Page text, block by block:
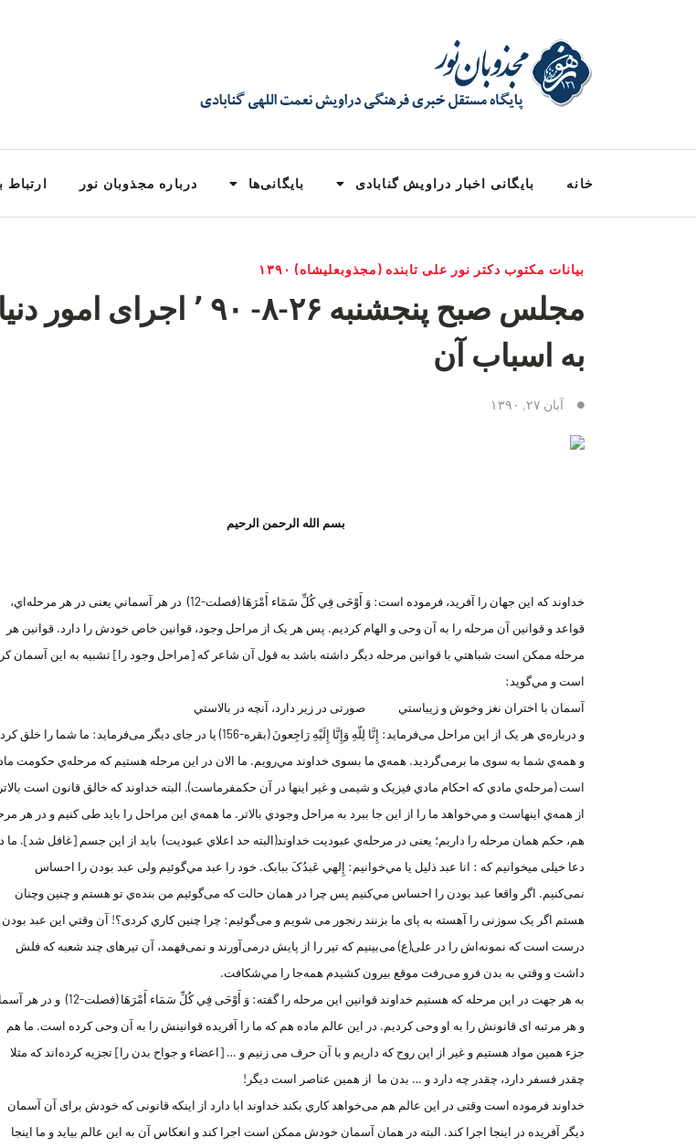
خانه بایگانی اخبار دراویش گنابادی بایگانی‌ها درباره مجذوبان نور ارتباط
بیانات مکتوب دکتر نور علی تابنده (مجذوبعلیشاه) ۱۳۹۰
مجلس صبح پنجشنبه ۲۶-۸- ۹۰ ٬ اجرای امور دنیا
به اسباب آن
آبان ۲۷, ۱۳۹۰
بسم الله الرحمن الرحیم
خداوند كه این جهان را آفرید، فرموده است: وَ أَوْحَى فِي كُلِّ سَمَاء أَمْرَهَا (فصلت-12) در هر آسماني یعنی در هر مرحله‌اي،
قواعد و قوانین آن مرحله را به آن وحی و الهام کردیم. پس هر یک از مراحل وجود، قوانین خاص خودش را دارد. قوانین هر
مرحله ممكن است شباهتي با قوانين مرحله ديگر داشته باشد به قول آن شاعر كه [مراحل وجود را] تشبیه به این آسمان
است و مي‌گويد:
آسمان با اختران نغز وخوش و زیباستي صورتی در زیر دارد، آنچه در بالاستي
و درباره‌ي هر یک از این مراحل می‌فرماید: إِنَّا لِلّهِ وَإِنَّا إِلَيْهِ رَاجِعونَ (بقره-156) یا در جای دیگر می‌فرماید: ما شما را
و همه‌ي شما به سوی ما برمی‌گردید. همه‌ي ما بسوی خداوند مي‌رويم. ما الان در این مرحله هستیم كه مرحله‌ي حکومت
است (مرحله‌ي مادي كه احكام مادي فیزیک و شیمی و غير اینها در آن حكمفرماست). البته خداوند كه خالق قانون است بالاتر
از همه‌ي اینهاست و مي‌خواهد ما را از این جا ببرد به مراحل وجودي بالاتر. ما همه‌ي این مراحل را باید طی کنیم و در هر
هم، حکم همان مرحله را داریم؛ یعنی در مرحله‌ي عبودیت خداوند(البته حد اعلاي عبوديت) بايد از این جسم [غافل شد]. ما
دعا خیلی میخوانیم كه : انا عبد ذليل يا مي‌خوانيم: إِلهي عَبدُکَ ببابک. خود را عبد مي‌گوئيم ولی عبد بودن را احساس
نمی‌کنیم. اگر واقعا عبد بودن را احساس مي‌كنيم پس چرا در همان حالت که می‌گوئیم من بنده‌ي تو هستم و چنین وچنان
هستم اگر یک سوزنی را آهسته به پای ما بزنند رنجور می شويم و می‌گوئیم: چرا چنین کاري کردی؟! آن وقتي این عبد بودن
درست است که نمونه‌اش را در علی(ع) می‌بینیم كه تیر را از پايش درمی‌آورند و نمی‌فهمد، آن تیرهای چند شعبه که فلش
داشت و وقتي به بدن فرو می‌رفت موقع بيرون كشيدم همه‌جا را مي‌شكافت.
به هر جهت در این مرحله که هستیم خداوند قوانین این مرحله را گفته: وَ أَوْحَى فِي كُلِّ سَمَاء أَمْرَهَا
و هر مرتبه ای قانونش را به او وحی کردیم. در اين عالم ماده هم که ما را آفریده قوانینش را به آن وحی کرده است. ما هم
جزء همین مواد هستیم و غیر از این روح که داريم و با آن حرف می زنیم و … [اعضاء و جواح بدن را] تجزيه کرده‌اند كه مثلا
چقدر فسفر دارد، چقدر چه دارد و … بدن ما از همین عناصر است دیگر!
خداوند فرموده است وقتی در این عالم هم می‌خواهد کاري بکند خداوند ابا دارد از اینکه قانونی که خودش برای آن آسمان
دیگر آفریده در اینجا اجرا کند. البته در همان آسمان خودش ممکن است اجرا کند و انعکاس آن به اين عالم بيايد و ما اینجا